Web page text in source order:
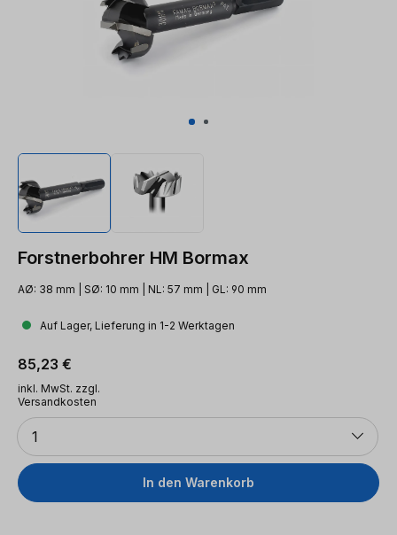
Forstnerbohrer HM Bormax
AØ: 38 mm | SØ: 10 mm | NL: 57 mm | GL: 90 mm
Auf Lager, Lieferung in 1-2 Werktagen
Regulärer Preis:
85,23 €
inkl. MwSt. zzgl.
Versandkosten
Anzahl
1
In den Warenkorb